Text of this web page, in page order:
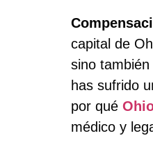
capital de
sino
has sufrido
por qué
médico y